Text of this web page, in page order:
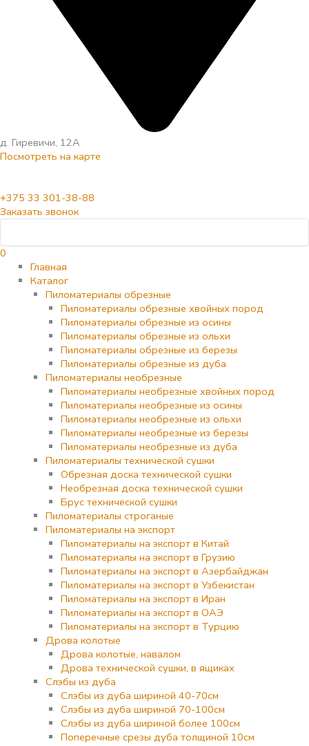
д. Гиревичи, 12А
Посмотреть на карте
+375 33 301-38-88
Заказать звонок
0
Главная
Каталог
Пиломатериалы обрезные
Пиломатериалы обрезные хвойных пород
Пиломатериалы обрезные из осины
Пиломатериалы обрезные из ольхи
Пиломатериалы обрезные из березы
Пиломатериалы обрезные из дуба
Пиломатериалы необрезные
Пиломатериалы необрезные хвойных пород
Пиломатериалы необрезные из осины
Пиломатериалы необрезные из ольхи
Пиломатериалы необрезные из березы
Пиломатериалы необрезные из дуба
Пиломатериалы технической сушки
Обрезная доска технической сушки
Необрезная доска технической сушки
Брус технической сушки
Пиломатериалы строганые
Пиломатериалы на экспорт
Пиломатериалы на экспорт в Китай
Пиломатериалы на экспорт в Грузию
Пиломатериалы на экспорт в Азербайджан
Пиломатериалы на экспорт в Узбекистан
Пиломатериалы на экспорт в Иран
Пиломатериалы на экспорт в ОАЭ
Пиломатериалы на экспорт в Турцию
Дрова колотые
Дрова колотые, навалом
Дрова технической сушки, в ящиках
Слэбы из дуба
Слэбы из дуба шириной 40-70см
Слэбы из дуба шириной 70-100см
Слэбы из дуба шириной более 100см
Поперечные срезы дуба толщиной 10см